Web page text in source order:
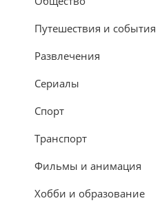
Путешествия и события
Развлечения
Сериалы
Спорт
Транспорт
Фильмы и анимация
Хобби и образование